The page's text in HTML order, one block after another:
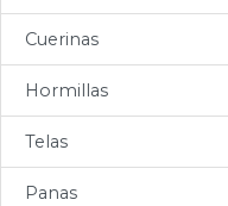
Cuerinas
Hormillas
Telas
Panas